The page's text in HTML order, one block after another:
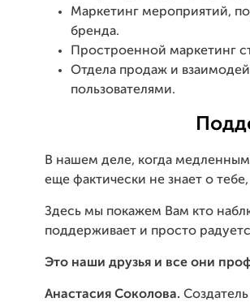
Маркетинг мероприятий,
бренда.
Простроенной маркетинг
Отдела продаж и
пользователями.
В нашем деле, когда
еще фактически не знает о
Здесь мы покажем Вам кто
поддерживает и просто
Это наши друзья и все они
Анастасия Соколова.